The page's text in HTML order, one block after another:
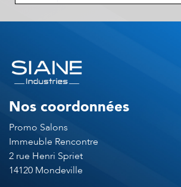
Nos coordonnées
Promo Salons
Immeuble Rencontre
2 rue Henri Spriet
14120 Mondeville